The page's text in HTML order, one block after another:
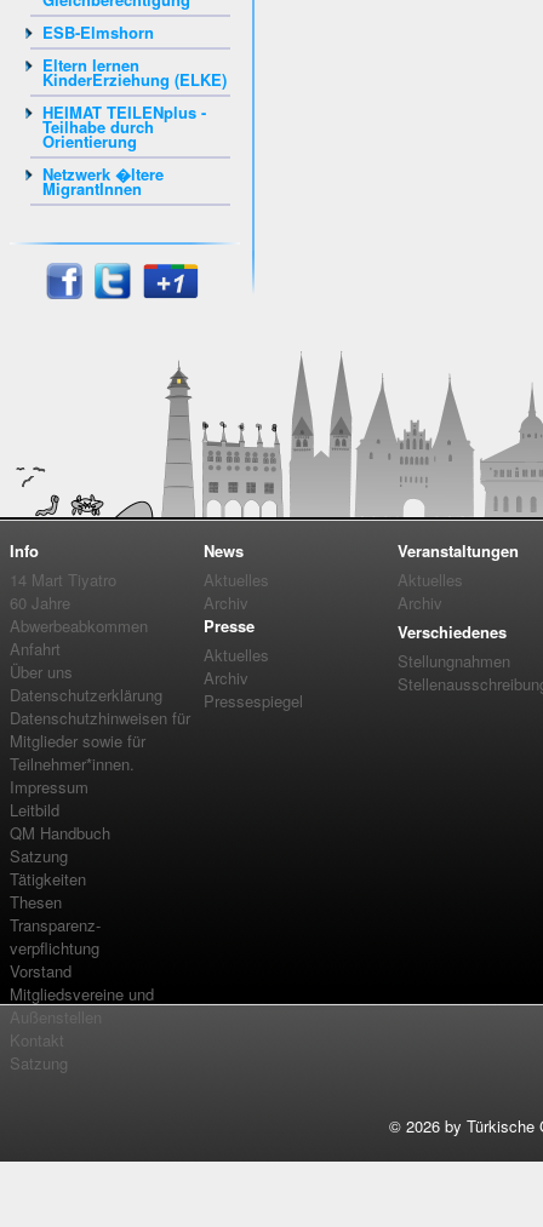
ESB-Elmshorn
Eltern lernen
KinderErziehung (ELKE)
HEIMAT TEILENplus -
Teilhabe durch
Orientierung
Netzwerk �ltere
MigrantInnen
Info
14 Mart Tiyatro
60 Jahre
Abwerbeabkommen
Anfahrt
Über uns
Datenschutzerklärung
Datenschutzhinweisen für
Mitglieder sowie für
Teilnehmer*innen.
Impressum
Leitbild
QM Handbuch
Satzung
Tätigkeiten
Thesen
Transparenz-
verpflichtung
Vorstand
Mitgliedsvereine und
Außenstellen
Kontakt
Satzung
News
Aktuelles
Archiv
Presse
Aktuelles
Archiv
Pressespiegel
Veranstaltungen
Aktuelles
Archiv
Verschiedenes
Stellungnahmen
© 2026 by Türkische